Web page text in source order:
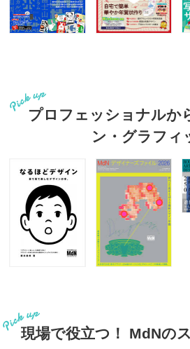
プロフェッショナルか
ン・グラフィ
現場で役立つ！ MdNの